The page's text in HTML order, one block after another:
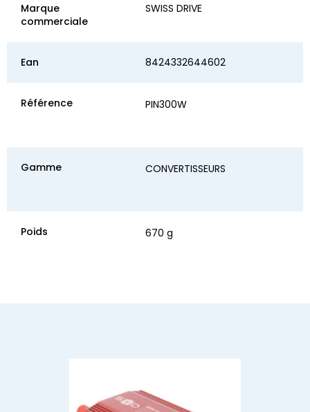
Marque
commerciale
SWISS DRIVE
Ean 8424332644602
Référence PIN300W
Gamme CONVERTISSEURS
Poids 670 g